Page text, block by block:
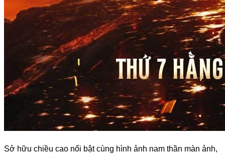
Sở hữu chiều cao nổi bật cùng hình ảnh nam thần màn ảnh,